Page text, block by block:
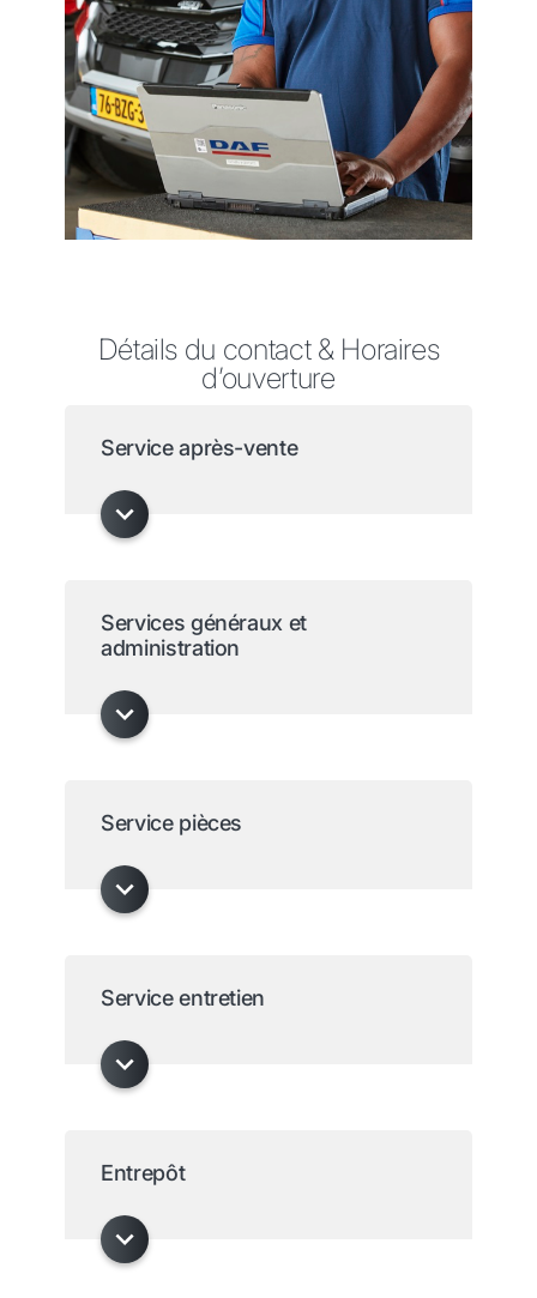
Détails du contact & Horaires
d’ouverture
Service après-vente
Services généraux et
administration
Service pièces
Service entretien
Entrepôt